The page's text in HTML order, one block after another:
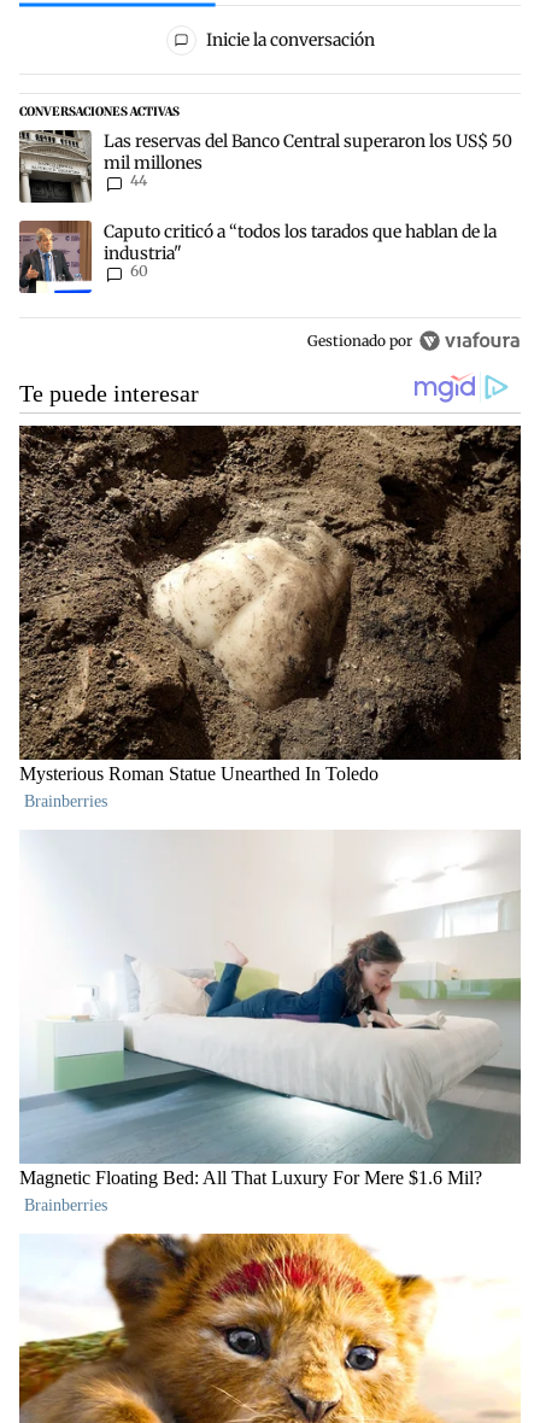
Todos los comentarios
Inicie la conversación
CONVERSACIONES ACTIVAS
Este listado muestra los artículos con más comentarios en los
Un artículo de tendencia con el título "Las reservas del Banco
Las reservas del Banco Central superaron los US$ 50
mil millones
44
Un artículo de tendencia con el título "Caputo criticó a “todos los
Caputo criticó a “todos los tarados que hablan de la
industria"
60
Gestionado por